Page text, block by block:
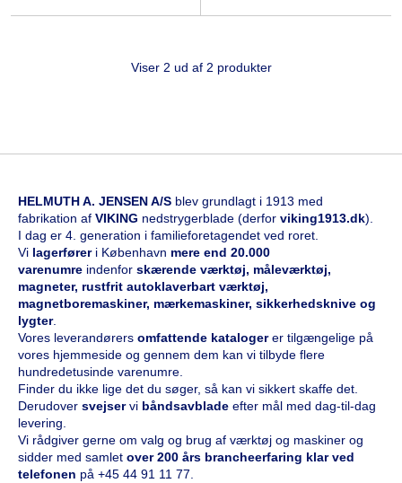
Viser 2 ud af 2 produkter
HELMUTH A. JENSEN A/S blev grundlagt i 1913 med
fabrikation af VIKING nedstrygerblade (derfor viking1913.dk).
I dag er 4. generation i familieforetagendet ved roret.
Vi lagerfører i København mere end 20.000
varenumre indenfor skærende værktøj, måleværktøj,
magneter, rustfrit autoklaverbart værktøj,
magnetboremaskiner, mærkemaskiner, sikkerhedsknive og
lygter.
Vores leverandørers omfattende katalogerer tilgængelige på
vores hjemmeside og gennem dem kan vi tilbyde flere
hundredetusinde varenumre.
Finder du ikke lige det du søger, så kan vi sikkert skaffe det.
Derudover svejservi båndsavblade efter mål med dag-til-dag
levering.
Vi rådgiver gerne om valg og brug af værktøj og maskiner og
sidder med samlet over 200 års brancheerfaring klar ved
telefonen på +45 44 91 11 77.